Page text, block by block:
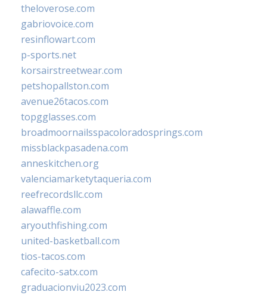
theloverose.com
gabriovoice.com
resinflowart.com
p-sports.net
korsairstreetwear.com
petshopallston.com
avenue26tacos.com
topgglasses.com
broadmoornailsspacoloradosprings.com
missblackpasadena.com
anneskitchen.org
valenciamarketytaqueria.com
reefrecordsllc.com
alawaffle.com
aryouthfishing.com
united-basketball.com
tios-tacos.com
cafecito-satx.com
graduacionviu2023.com